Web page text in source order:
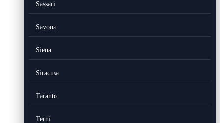
Sassari
Savona
Siena
Siracusa
Taranto
Terni